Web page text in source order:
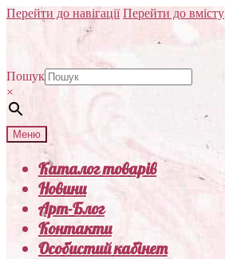
Перейти до навігації Перейти до вмісту
Пошук
×
Меню
Каталог товарів
Новини
Арт-Блог
Контакти
Особистий кабінет